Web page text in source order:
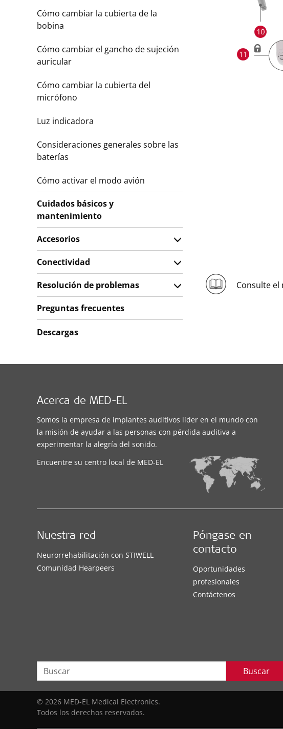
Consulte
Cómo cambiar la cubierta de la
bobina
Cómo cambiar el gancho de sujeción
auricular
Cómo cambiar la cubierta del
micrófono
Luz indicadora
Consideraciones generales sobre las
baterías
Cómo activar el modo avión
Cuidados básicos y
mantenimiento
Accesorios
Conectividad
Resolución de problemas
Preguntas frecuentes
Descargas
Acerca de MED-EL
Somos la empresa de implantes auditivos líder en el mundo con
la misión de ayudar a las personas con pérdida auditiva a
experimentar la alegría del sonido.
Encuentre su centro local de MED-EL
Nuestra red
Neurorrehabilitación con STIWELL
Comunidad Hearpeers
Póngase en
contacto
Oportunidades
profesionales
Contáctenos
Buscar
© 2026 MED-EL Medical Electronics.
Todos los derechos reservados.